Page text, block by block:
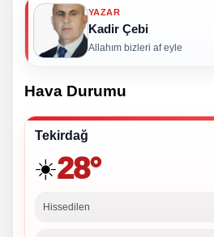
YAZAR
Kadir Çebi
Allahım bizleri af eyle
Hava Durumu
Tekirdağ
☀️28°
Hissedilen